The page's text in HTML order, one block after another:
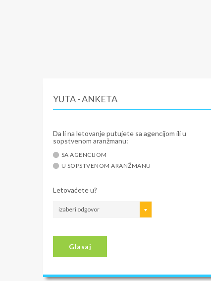
YUTA - ANKETA
Da li na letovanje putujete sa agencijom ili u
sopstvenom aranžmanu:
SA AGENCIJOM
U SOPSTVENOM ARANŽMANU
Letovaćete u?
izaberi odgovor
Glasaj